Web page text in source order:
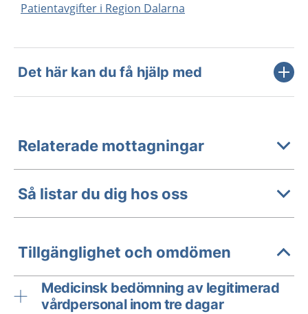
Patientavgifter i Region Dalarna
Det här kan du få hjälp med
Relaterade mottagningar
Så listar du dig hos oss
Tillgänglighet och omdömen
Medicinsk bedömning av legitimerad
vårdpersonal inom tre dagar